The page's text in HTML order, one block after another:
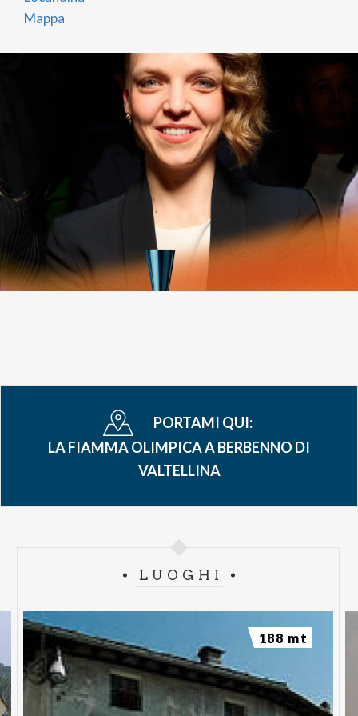
Mappa
PORTAMI QUI:
LA FIAMMA OLIMPICA A BERBENNO DI
VALTELLINA
LUOGHI
188 mt